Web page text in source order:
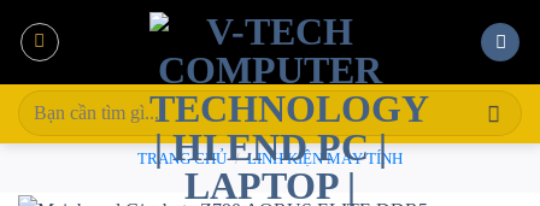
qua
dung
Tìm
kiếm:
TRANG CHỦ / LINH KIỆN MÁY TÍNH